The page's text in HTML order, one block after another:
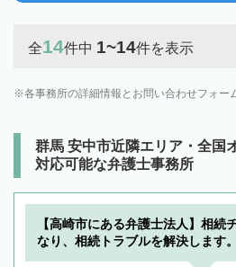
全14件中 1~14件を表示
各事務所の詳細情報とお問い合わせフォー
群馬 安中市近隣エリア・全国
対応可能な弁護士事務所
【高崎市にある弁護士法人】相続
なり、相続トラブルを解決します。